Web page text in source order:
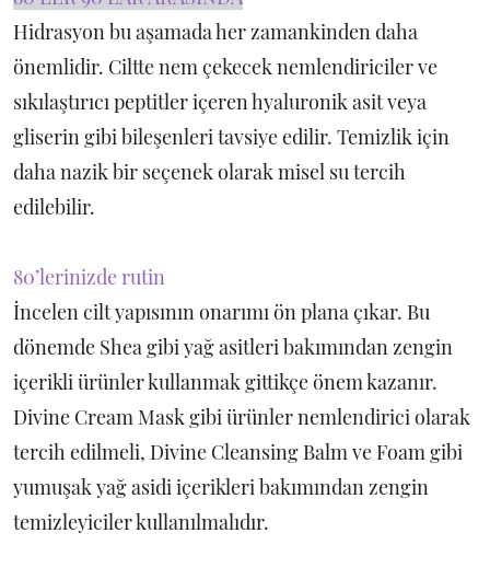
Hidrasyon bu aşamada her zamankinden daha
önemlidir. Ciltte nem çekecek nemlendiriciler ve
sıkılaştırıcı peptitler içeren hyaluronik asit veya
gliserin gibi bileşenleri tavsiye edilir. Temizlik için
daha nazik bir seçenek olarak misel su tercih
edilebilir.
80’lerinizde rutin
İncelen cilt yapısının onarımı ön plana çıkar. Bu
dönemde Shea gibi yağ asitleri bakımından zengin
içerikli ürünler kullanmak gittikçe önem kazanır.
Divine Cream Mask gibi ürünler nemlendirici olarak
tercih edilmeli, Divine Cleansing Balm ve Foam gibi
yumuşak yağ asidi içerikleri bakımından zengin
temizleyiciler kullanılmalıdır.